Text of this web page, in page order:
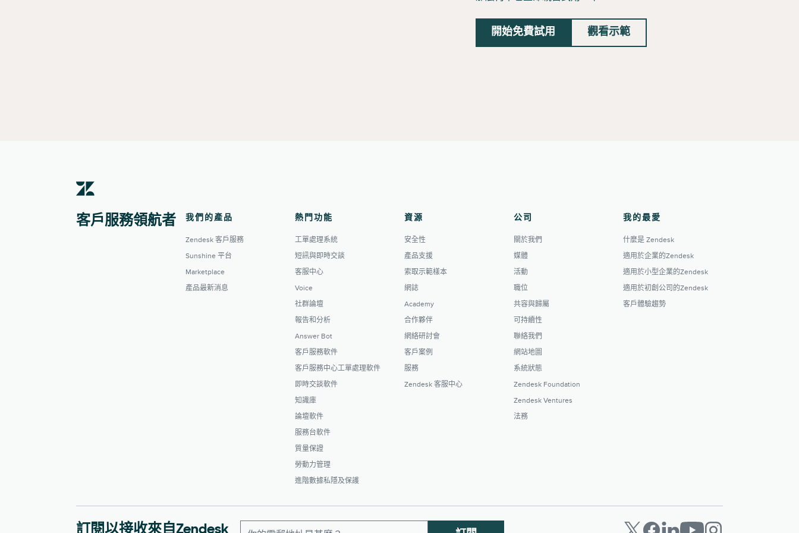
開始免費試用 觀看示範
客戶服務領航者 我們的產品
Zendesk 客戶服務
Sunshine 平台
Marketplace
產品最新消息
熱門功能
工單處理系統
短訊與即時交談
客服中心
Voice
社群論壇
報告和分析
Answer Bot
客戶服務軟件
客戶服務中心工單處理軟件
即時交談軟件
知識庫
論壇軟件
服務台軟件
質量保證
勞動力管理
進階數據私隱及保護
資源
安全性
產品支援
索取示範樣本
網誌
Academy
合作夥伴
網絡研討會
客戶案例
服務
Zendesk 客服中心
公司
關於我們
媒體
活動
職位
共容與歸屬
可持續性
聯絡我們
網站地圖
系統狀態
Zendesk Foundation
Zendesk Ventures
法務
我的最愛
什麼是 Zendesk
適用於企業的Zendesk
適用於小型企業的Zendesk
適用於初創公司的Zendesk
客戶體驗趨勢
訂閱以接收來自Zendesk